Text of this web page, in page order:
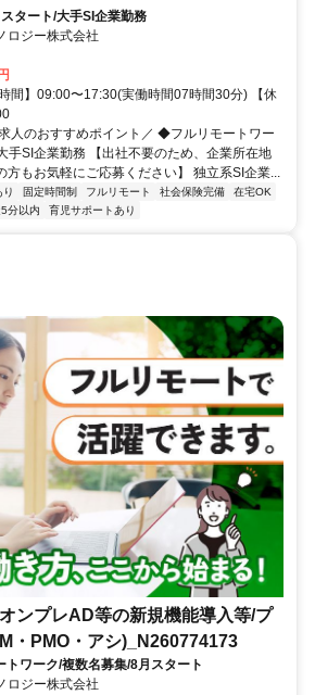
タート/大手SI企業勤務
ロジー株式会社
間】09:00〜17:30(実働時間07時間30分) 【休
人のおすすめポイント／ ◆フルリモートワー
SI企業勤務 【出社不要のため、企業所在地
もお気軽にご応募ください】 独立系SI企業...
固定時間制 フルリモート 社会保険完備
在宅OK
分以内 育児サポートあり
ンプレAD等の新規機能導入等/プ
・PMO・アシ)_N260774173
トワーク/複数名募集/8月スタート
ロジー株式会社